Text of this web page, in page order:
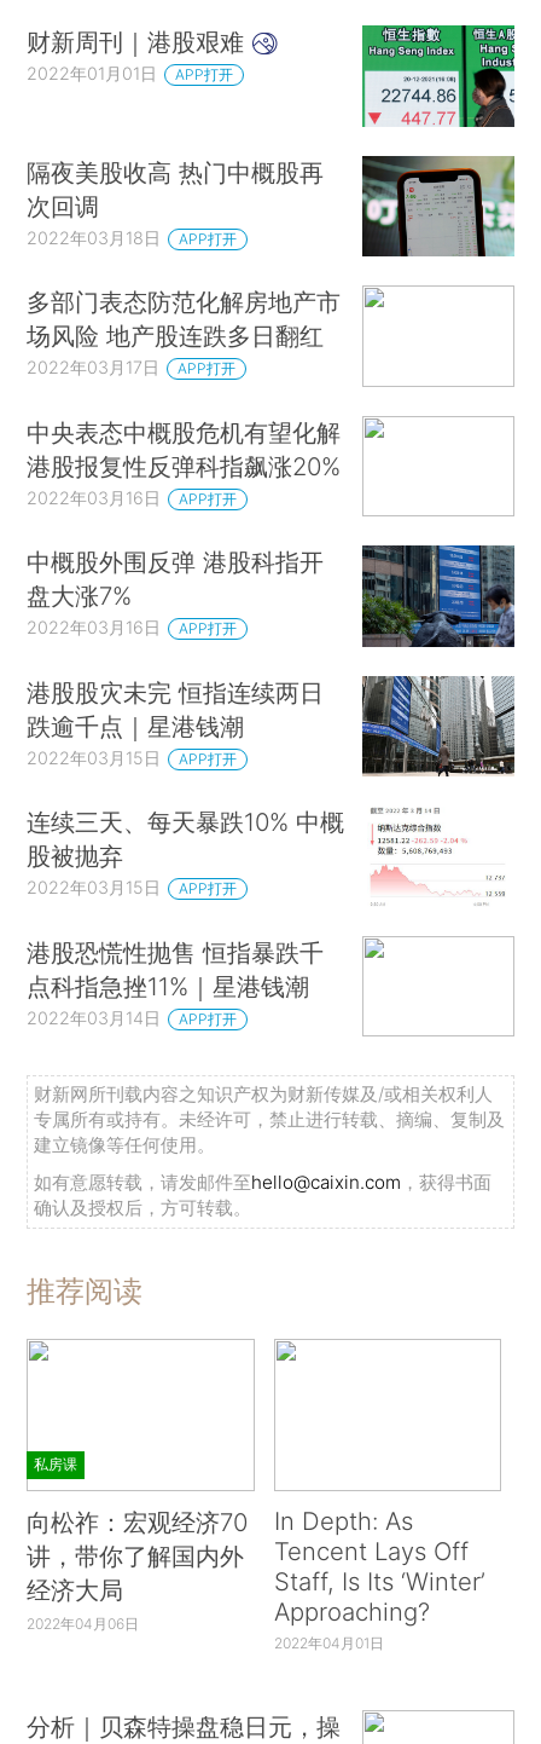
财新周刊｜港股艰难
2022年01月01日 APP打开
隔夜美股收高 热门中概股再
次回调
2022年03月18日 APP打开
多部门表态防范化解房地产市
场风险 地产股连跌多日翻红
2022年03月17日 APP打开
中央表态中概股危机有望化解
港股报复性反弹科指飙涨20%
2022年03月16日 APP打开
中概股外围反弹 港股科指开
盘大涨7%
2022年03月16日 APP打开
港股股灾未完 恒指连续两日
跌逾千点｜星港钱潮
2022年03月15日 APP打开
连续三天、每天暴跌10% 中概
股被抛弃
2022年03月15日 APP打开
港股恐慌性抛售 恒指暴跌千
点科指急挫11%｜星港钱潮
2022年03月14日 APP打开
财新网所刊载内容之知识产权为财新传媒及/或相关权利人
专属所有或持有。未经许可，禁止进行转载、摘编、复制及
建立镜像等任何使用。
如有意愿转载，请发邮件至hello@caixin.com ，获得书面
确认及授权后，方可转载。
推荐阅读
私房课
向松祚：宏观经济70
讲，带你了解国内外
经济大局
2022年04月06日
In Depth: As
Tencent Lays Off
Staff, Is Its ‘Winter’
Approaching?
2022年04月01日
分析｜贝森特操盘稳日元，操